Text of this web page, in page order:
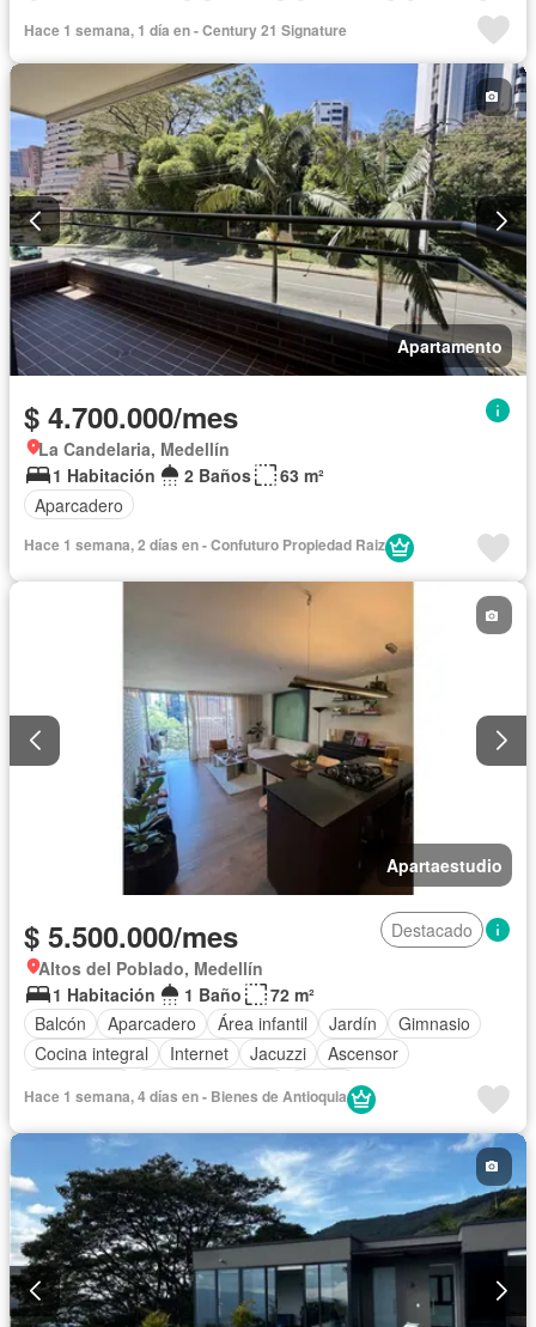
Ascensor
Vista panorámica
Sauna Seguridad privada
Hace 1 semana, 1 día en - Century 21 Signature
Apartamento
$ 4.700.000/mes
La Candelaria, Medellín
1 Habitación
2 Baños
63 m²
Aparcadero
Hace 1 semana, 2 días en - Confuturo Propiedad Raiz
Apartaestudio
$ 5.500.000/mes
Destacado
Altos del Poblado, Medellín
1 Habitación
1 Baño
72 m²
Balcón
Aparcadero Área infantil Jardín
Gimnasio
Cocina integral
Internet Jacuzzi
Ascensor
Hace 1 semana, 4 días en - Bienes de Antioquia